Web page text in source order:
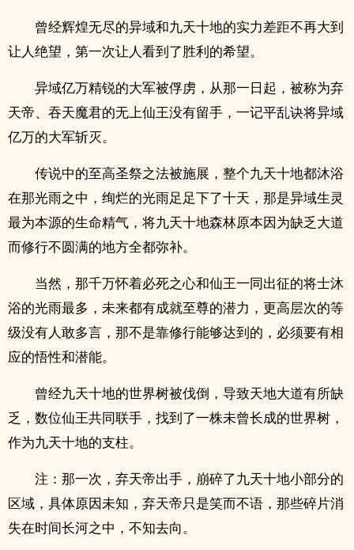
曾经辉煌无尽的异域和九天十地的实力差距不再大到
让人绝望，第一次让人看到了胜利的希望。
异域亿万精锐的大军被俘虏，从那一日起，被称为弃
天帝、吞天魔君的无上仙王没有留手，一记平乱诀将异域
亿万的大军斩灭。
传说中的至高圣祭之法被施展，整个九天十地都沐浴
在那光雨之中，绚烂的光雨足足下了十天，那是异域生灵
最为本源的生命精气，将九天十地森林原本因为缺乏大道
而修行不圆满的地方全都弥补。
当然，那千万怀着必死之心和仙王一同出征的将士沐
浴的光雨最多，未来都有成就至尊的潜力，更高层次的等
级没有人敢多言，那不是靠修行能够达到的，必须要有相
应的悟性和潜能。
曾经九天十地的世界树被伐倒，导致天地大道有所缺
乏，数位仙王共同联手，找到了一株未曾长成的世界树，
作为九天十地的支柱。
注：那一次，弃天帝出手，崩碎了九天十地小部分的
区域，具体原因未知，弃天帝只是笑而不语，那些碎片消
失在时间长河之中，不知去向。